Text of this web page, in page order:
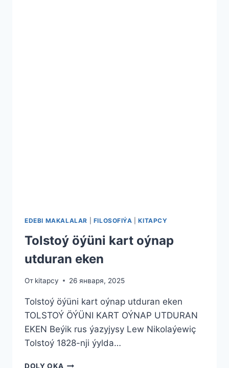
EDEBI MAKALALAR FILOSOFIÝA |KITAPCY
Tolstoý öýüni kart oýnap
utduran eken
От kitapcy 26 января, 2025
Tolstoý öýüni kart oýnap utduran eken
TOLSTOÝ ÖÝÜNI KART OÝNAP UTDURAN
EKEN Beýik rus ýazyjysy Lew Nikolaýewiç
Tolstoý 1828-nji ýylda…
DOLY OKA TOLSTOÝ